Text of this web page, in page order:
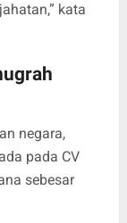
kata
negara,
pada CV
sebesar